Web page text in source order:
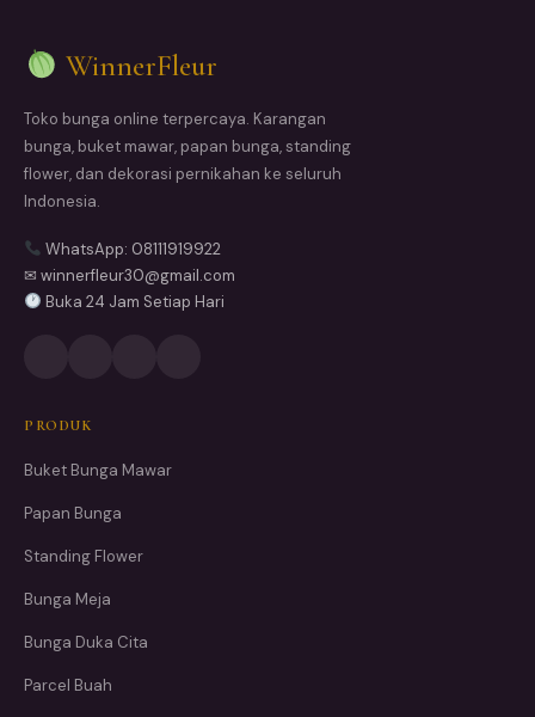
WinnerFleur
Toko bunga online terpercaya. Karangan
bunga, buket mawar, papan bunga, standing
flower, dan dekorasi pernikahan ke seluruh
Indonesia.
WhatsApp: 08111919922
✉ winnerfleur30@gmail.com
Buka 24 Jam Setiap Hari
PRODUK
Buket Bunga Mawar
Papan Bunga
Standing Flower
Bunga Meja
Bunga Duka Cita
Parcel Buah